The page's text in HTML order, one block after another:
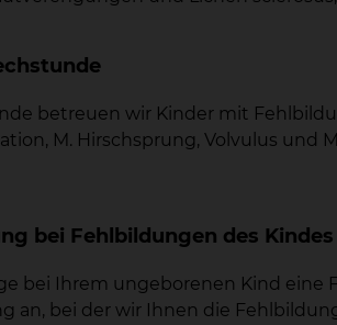
betreuen wir Kinder mit
M. Hirschsprung, Volvulus und
bei Fehlbildungen des Kindes
bei Ihrem ungeborenen Kind
an, bei der wir Ihnen die